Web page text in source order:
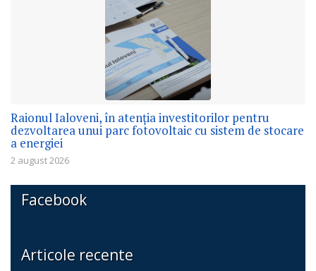
Raionul Ialoveni, în atenția investitorilor pentru
dezvoltarea unui parc fotovoltaic cu sistem de stocare
a energiei
2 august 2026
Facebook
Articole recente